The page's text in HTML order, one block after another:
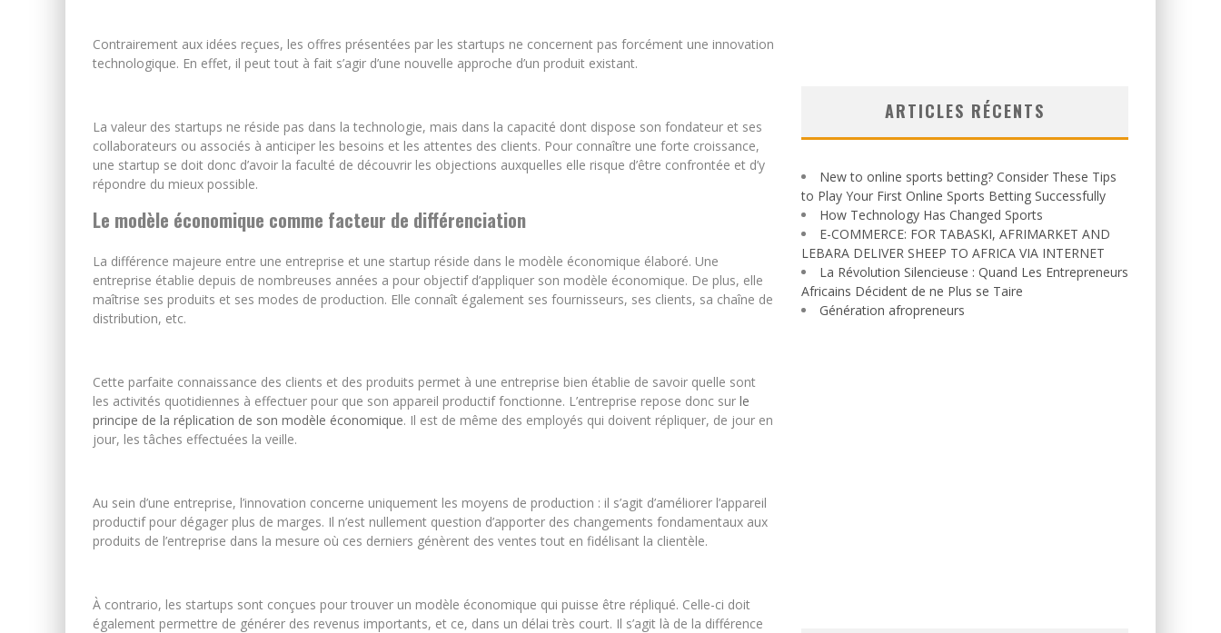
Contrairement aux idées reçues, les offres présentées par les startups ne concernent pas forcément une innovation
technologique. En effet, il peut tout à fait s’agir d’une nouvelle approche d’un produit existant.
La valeur des startups ne réside pas dans la technologie, mais dans la capacité dont dispose son fondateur et ses
collaborateurs ou associés à anticiper les besoins et les attentes des clients. Pour connaître une forte croissance,
une startup se doit donc d’avoir la faculté de découvrir les objections auxquelles elle risque d’être confrontée et d’y
répondre du mieux possible.
Le modèle économique comme facteur de différenciation
La différence majeure entre une entreprise et une startup réside dans le modèle économique élaboré. Une
entreprise établie depuis de nombreuses années a pour objectif d’appliquer son modèle économique. De plus, elle
maîtrise ses produits et ses modes de production. Elle connaît également ses fournisseurs, ses clients, sa chaîne de
distribution, etc.
Cette parfaite connaissance des clients et des produits permet à une entreprise bien établie de savoir quelle sont
les activités quotidiennes à effectuer pour que son appareil productif fonctionne. L’entreprise repose donc sur le
principe de la réplication de son modèle économique. Il est de même des employés qui doivent répliquer, de jour en
jour, les tâches effectuées la veille.
Au sein d’une entreprise, l’innovation concerne uniquement les moyens de production : il s’agit d’améliorer l’appareil
productif pour dégager plus de marges. Il n’est nullement question d’apporter des changements fondamentaux aux
produits de l’entreprise dans la mesure où ces derniers génèrent des ventes tout en fidélisant la clientèle.
À contrario, les startups sont conçues pour trouver un modèle économique qui puisse être répliqué. Celle-ci doit
également permettre de générer des revenus importants, et ce, dans un délai très court. Il s’agit là de la différence
ARTICLES RÉCENTS
New to online sports betting? Consider These Tips
to Play Your First Online Sports Betting Successfully
How Technology Has Changed Sports
E-COMMERCE: FOR TABASKI, AFRIMARKET AND
LEBARA DELIVER SHEEP TO AFRICA VIA INTERNET
La Révolution Silencieuse : Quand Les Entrepreneurs
Africains Décident de ne Plus se Taire
Génération afropreneurs